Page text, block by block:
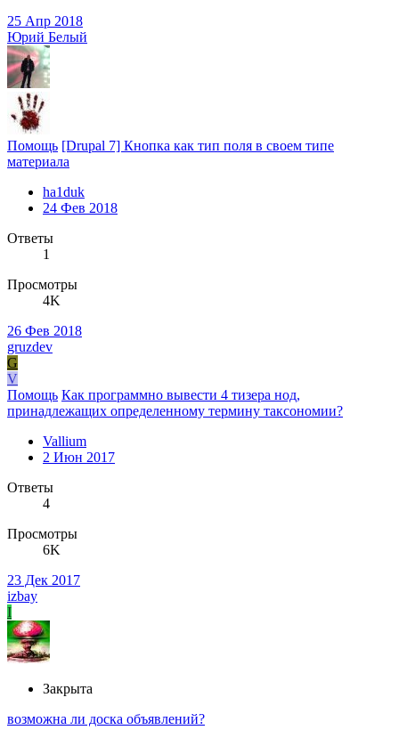
25 Апр 2018
Юрий Белый
Помощь [Drupal 7] Кнопка как тип поля в своем типе
материала
ha1duk
24 Фев 2018
Ответы
1
Просмотры
4K
26 Фев 2018
gruzdev
G
V
Помощь Как программно вывести 4 тизера нод,
принадлежащих определенному термину таксономии?
Vallium
2 Июн 2017
Ответы
4
Просмотры
6K
23 Дек 2017
izbay
I
Закрыта
возможна ли доска объявлений?